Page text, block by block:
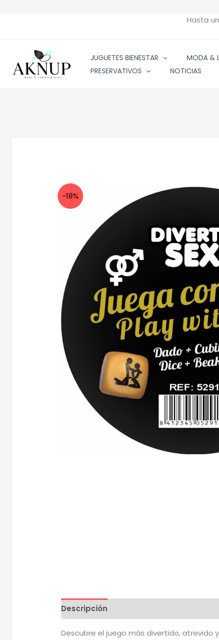
Hasta un
JUGUETES BIENESTAR MODA &
PRESERVATIVOS
NOTICIAS
-18%
Descripción
Descubre el juego más divertido,